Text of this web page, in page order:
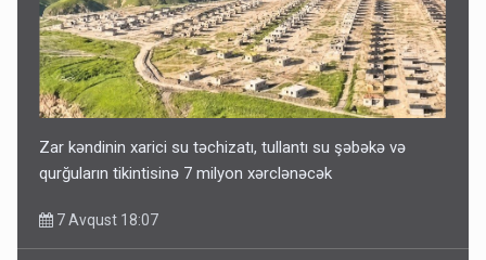
Zar kəndinin xarici su təchizatı, tullantı su şəbəkə və
qurğuların tikintisinə 7 milyon xərclənəcək
7 Avqust 18:07